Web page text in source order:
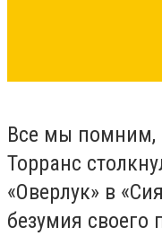
Все мы помним,
Торранс
«Оверлук» в
безумия своего